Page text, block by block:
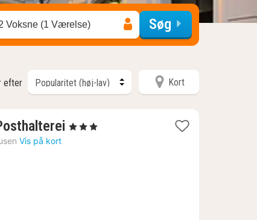
Voksne (1 Værelse) Søg
efter Kort
1
, 3 Stjerner
Vis på kort